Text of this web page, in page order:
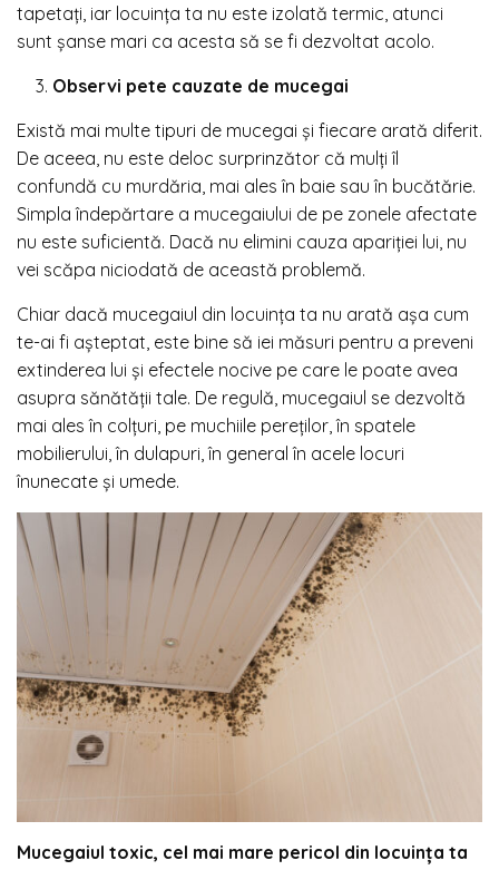
tapetați, iar locuința ta nu este izolată termic, atunci
sunt șanse mari ca acesta să se fi dezvoltat acolo.
Observi pete cauzate de mucegai
Există mai multe tipuri de mucegai și fiecare arată diferit.
De aceea, nu este deloc surprinzător că mulți îl
confundă cu murdăria, mai ales în baie sau în bucătărie.
Simpla îndepărtare a mucegaiului de pe zonele afectate
nu este suficientă. Dacă nu elimini cauza apariției lui, nu
vei scăpa niciodată de această problemă.
Chiar dacă mucegaiul din locuința ta nu arată așa cum
te-ai fi așteptat, este bine să iei măsuri pentru a preveni
extinderea lui și efectele nocive pe care le poate avea
asupra sănătății tale. De regulă, mucegaiul se dezvoltă
mai ales în colțuri, pe muchiile pereților, în spatele
mobilierului, în dulapuri, în general în acele locuri
înunecate și umede.
Mucegaiul toxic, cel mai mare pericol din locuința ta